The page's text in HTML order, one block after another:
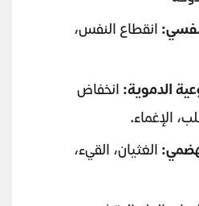
انقطاع النفس،
الدموية: انخفاض
الإغماء.
الغثيان، القيء،